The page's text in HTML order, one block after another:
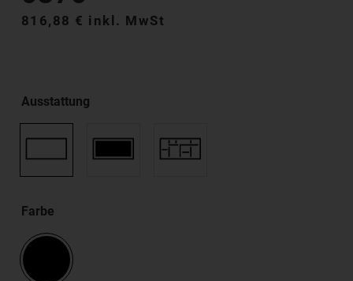
816,88 € inkl. MwSt
Ausstattung
Farbe